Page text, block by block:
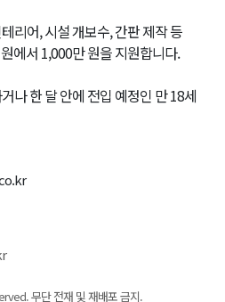
리어, 시설 개보수, 간판 제작 등
에서 1,000만 원을 지원합니다.
나 한 달 안에 전입 예정인 만 18세
무단 전재 및 재배포 금지.